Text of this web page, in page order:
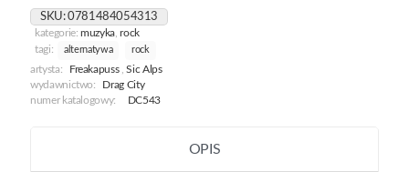
SKU:0781484054313
kategorie:muzyka,rock
tagi:
alternatywa rock
artysta: Freakapuss,Sic Alps
wydawnictwo:
Drag City
numer katalogowy:
DC543
OPIS